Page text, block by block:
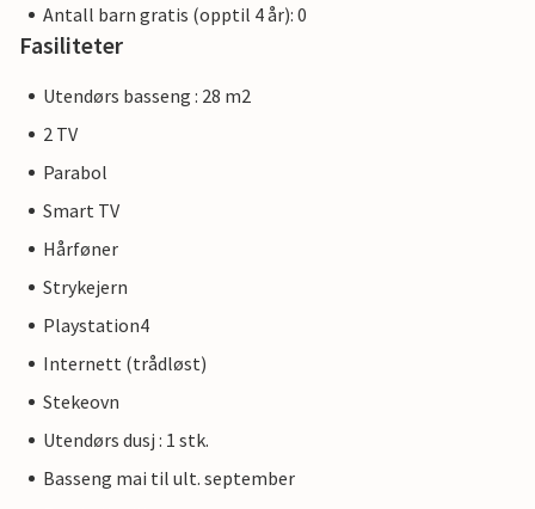
Antall barn gratis (opptil 4 år): 0
Fasiliteter
Utendørs basseng : 28 m2
2 TV
Parabol
Smart TV
Hårføner
Strykejern
Playstation4
Internett (trådløst)
Stekeovn
Utendørs dusj : 1 stk.
Basseng mai til ult. september